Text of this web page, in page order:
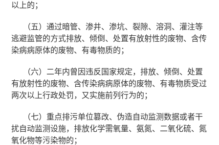
以上的；
（五）通过暗管、渗井、渗坑、裂隙、溶洞、灌注等
逃避监管的方式排放、倾倒、处置有放射性的废物、含传
染病病原体的废物、有毒物质的；
（六）二年内曾因违反国家规定，排放、倾倒、处置
有放射性的废物、含传染病病原体的废物、有毒物质受过
两次以上行政处罚，又实施前列行为的；
（七）重点排污单位篡改、伪造自动监测数据或者干
扰自动监测设施，排放化学需氧量、氨氮、二氧化硫、氮
氧化物等污染物的；